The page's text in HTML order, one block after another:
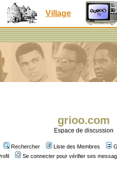
Village
grioo.com
Espace de discussion
Rechercher Liste des Membres
Se connecter pour vérifier ses